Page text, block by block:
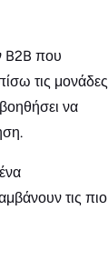
B2B που
τις μονάδες
να
τις πιο